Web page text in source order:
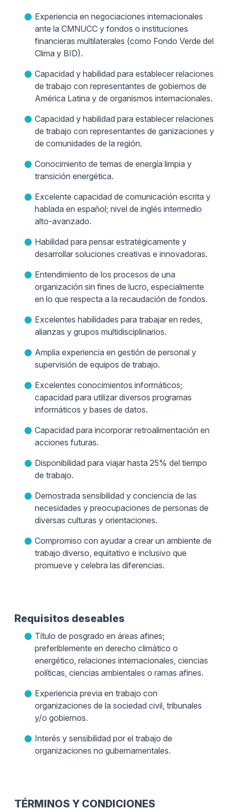
Experiencia en negociaciones internacionales
ante la CMNUCC y fondos o instituciones
financieras multilaterales (como Fondo Verde del
Clima y BID).
Capacidad y habilidad para establecer relaciones
de trabajo con representantes de gobiernos de
América Latina y de organismos internacionales.
Capacidad y habilidad para establecer relaciones
de trabajo con representantes de ganizaciones y
de comunidades de la región.
Conocimiento de temas de energía limpia y
transición energética.
Excelente capacidad de comunicación escrita y
hablada en español; nivel de inglés intermedio
alto-avanzado.
Habilidad para pensar estratégicamente y
desarrollar soluciones creativas e innovadoras.
Entendimiento de los procesos de una
organización sin fines de lucro, especialmente
en lo que respecta a la recaudación de fondos.
Excelentes habilidades para trabajar en redes,
alianzas y grupos multidisciplinarios.
Amplia experiencia en gestión de personal y
supervisión de equipos de trabajo.
Excelentes conocimientos informáticos;
capacidad para utilizar diversos programas
informáticos y bases de datos.
Capacidad para incorporar retroalimentación en
acciones futuras.
Disponibilidad para viajar hasta 25% del tiempo
de trabajo.
Demostrada sensibilidad y conciencia de las
necesidades y preocupaciones de personas de
diversas culturas y orientaciones.
Compromiso con ayudar a crear un ambiente de
trabajo diverso, equitativo e inclusivo que
promueve y celebra las diferencias.
Requisitos deseables
Título de posgrado en áreas afines;
preferiblemente en derecho climático o
energético, relaciones internacionales, ciencias
políticas, ciencias ambientales o ramas afines.
Experiencia previa en trabajo con
organizaciones de la sociedad civil, tribunales
y/o gobiernos.
Interés y sensibilidad por el trabajo de
organizaciones no gubernamentales.
TÉRMINOS Y CONDICIONES